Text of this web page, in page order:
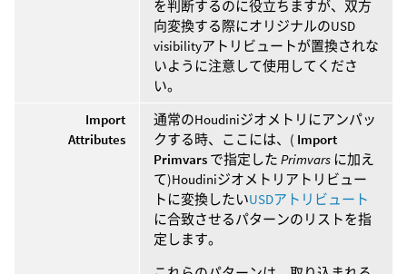
を判断するのに役立ちますが、双方
向変換する際にオリジナルのUSD
visibilityアトリビュートが置換されな
いように注意して使用してくださ
い。
Import
Attributes
通常のHoudiniジオメトリにアンパッ
クする時、ここには、( Import
Primvars で指定した Primvars に加え
て)Houdiniジオメトリアトリビュー
トに変換したいUSDアトリビュート
に合致させるパターンのリストを指
定します。